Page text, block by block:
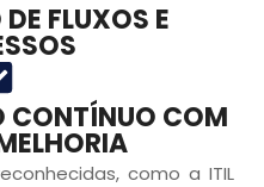
FLUXOS E
CONTÍNUO COM
como a ITIL